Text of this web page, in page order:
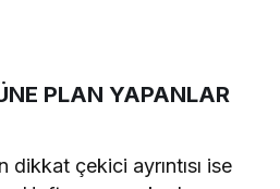
PLAN YAPANLAR
çekici ayrıntısı ise